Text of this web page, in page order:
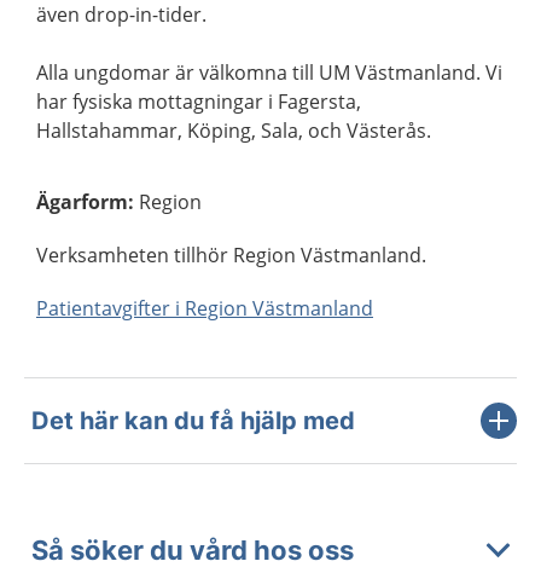
även drop-in-tider.
Alla ungdomar är välkomna till UM Västmanland. Vi
har fysiska mottagningar i Fagersta,
Hallstahammar, Köping, Sala, och Västerås.
Ägarform: Region
Verksamheten tillhör Region Västmanland.
Patientavgifter i Region Västmanland
Det här kan du få hjälp med
Så söker du vård hos oss